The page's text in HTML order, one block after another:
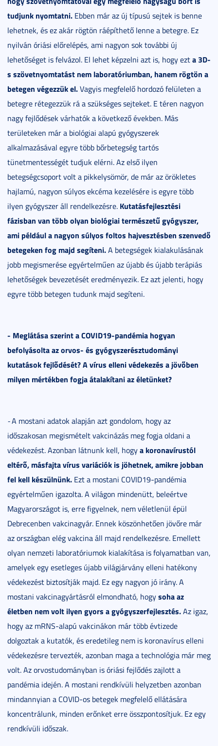
tudjunk nyomtatni. Ebben már az új típusú sejtek is benne
lehetnek, és ez akár rögtön ráépíthető lenne a betegre. Ez
nyilván óriási előrelépés, ami nagyon sok további új
lehetőséget is felvázol. El lehet képzelni azt is, hogy ezta 3D-
s szövetnyomtatást nem laboratóriumban, hanem rögtön a
betegen végezzük el.Vagyis megfelelő hordozó felületen a
betegre rétegezzük rá a szükséges sejteket. E téren nagyon
nagy fejlődések várhatók a következő években. Más
területeken már a biológiai alapú gyógyszerek
alkalmazásával egyre több bőrbetegség tartós
tünetmentességét tudjuk elérni. Az első ilyen
betegségcsoport volt a pikkelysömör, de már az örökletes
hajlamú, nagyon súlyos ekcéma kezelésére is egyre több
ilyen gyógyszer áll rendelkezésre. Kutatásfejlesztési
fázisban van több olyan biológiai természetű gyógyszer,
ami például a nagyon súlyos foltos hajvesztésben szenvedő
betegeken fog majd segíteni.A betegségek kialakulásának
jobb megismerése egyértelműen az újabb és újabb terápiás
lehetőségek bevezetését eredményezik. Ez azt jelenti, hogy
egyre több betegen tudunk majd segíteni.
- Meglátása szerint a COVID19-pandémia hogyan
befolyásolta az orvos- és gyógyszerésztudományi
kutatások fejlődését? A vírus elleni védekezés a jövőben
milyen mértékben fogja átalakítani az életünket?
-A mostani adatok alapján azt gondolom, hogy az
időszakosan megismételt vakcinázás meg fogja oldani a
védekezést. Azonban látnunk kell, hogya koronavírustól
eltérő, másfajta vírus variációk is jöhetnek, amikre jobban
fel kell készülnünk. Ezt a mostani COVID19-pandémia
egyértelműen igazolta. A világon mindenütt, beleértve
Magyarországot is, erre figyelnek, nem véletlenül épül
Debrecenben vakcinagyár. Ennek köszönhetően jövőre már
az országban elég vakcina áll majd rendelkezésre. Emellett
olyan nemzeti laboratóriumok kialakítása is folyamatban van,
amelyek egy esetleges újabb világjárvány elleni hatékony
védekezést biztosítják majd. Ez egy nagyon jó irány. A
mostani vakcinagyártásról elmondható, hogysoha az
életben nem volt ilyen gyors a gyógyszerfejlesztés.Az igaz,
hogy az mRNS-alapú vakcinákon már több évtizede
dolgoztak a kutatók, és eredetileg nem is koronavírus elleni
védekezésre tervezték, azonban maga a technológia már meg
volt. Az orvostudományban is óriási fejlődés zajlott a
pandémia idején. A mostani rendkívüli helyzetben azonban
mindannyian a COVID-os betegek megfelelő ellátására
koncentrálunk, minden erőnket erre összpontosítjuk. Ez egy
rendkívüli időszak.